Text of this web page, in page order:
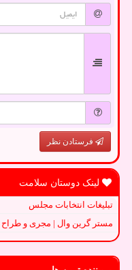
فرستادن نظر
لینک دوستان سلامت
تبلیغات انتخابات مجلس
مستر گرین وال | مجری و طراح